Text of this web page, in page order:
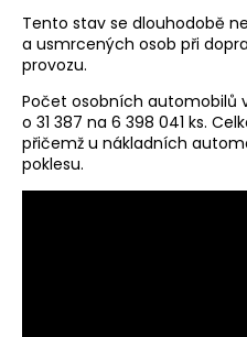
Tento stav se dlouhodobě
a usmrcených osob při
provozu.
Počet osobních automobilů
o 31 387 na 6 398 041 ks.
přičemž u nákladních
poklesu.